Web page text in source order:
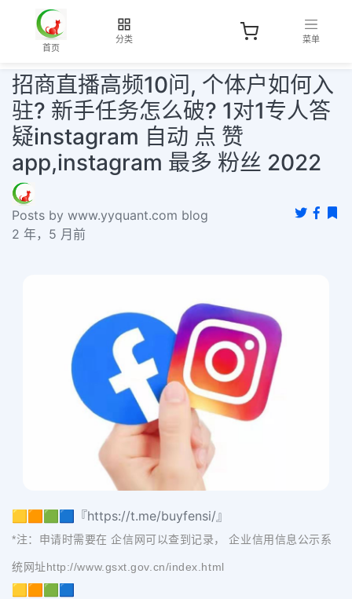
首页
分类 菜单
招商直播高频10问, 个体户如何入
驻? 新手任务怎么破? 1对1专人答
疑instagram 自动 点 赞
app,instagram 最多 粉丝 2022
Posts by www.yyquant.com blog
2 年，5 月前
🟨🟧🟩🟦『https://t.me/buyfensi/』
*注：申请时需要在 企信网可以查到记录， 企业信用信息公示系
统网址http://www.gsxt.gov.cn/index.html
🟨🟧🟩🟦